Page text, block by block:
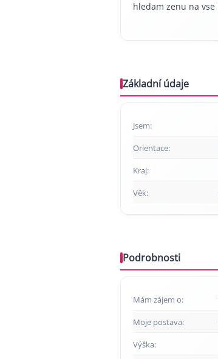
hledam zenu na
Základní údaje
Jsem:
Orientace:
Kraj:
Věk:
Podrobnosti
Mám zájem o:
Moje postava:
Výška: